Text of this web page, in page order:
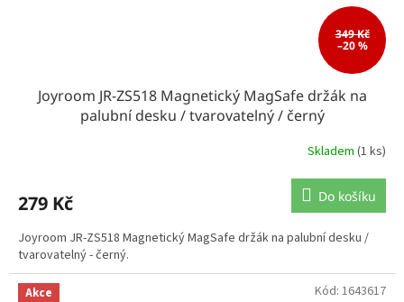
349 Kč
–20 %
Joyroom JR-ZS518 Magnetický MagSafe držák na
palubní desku / tvarovatelný / černý
Skladem (1 ks)
279 Kč Do košíku
Joyroom JR-ZS518 Magnetický MagSafe držák na palubní desku /
tvarovatelný - černý.
Akce Kód: 1643617